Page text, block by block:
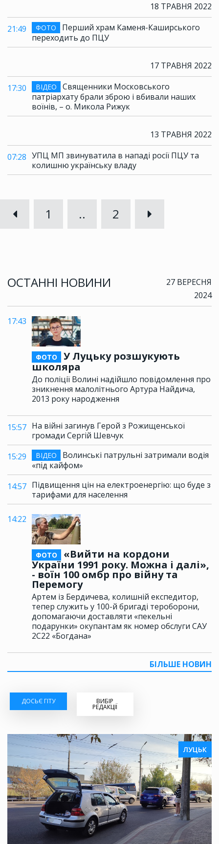
ОСТАННІ НОВИНИ
27 ВЕРЕСНЯ
2024
17:43
ФОТО
У Луцьку розшукують
школяра
До поліції Волині надійшло повідомлення про
зникнення малолітнього Артура Найдича,
2013 року народження
15:57 На війні загинув Герой з Рожищенської
громади Сергій Шевчук
15:29
ВІДЕО
Волинські патрульні затримали водія
«під кайфом»
14:57 Підвищення цін на електроенергію: що буде з
тарифами для населення
14:22
ФОТО
«Вийти на кордони
України 1991 року. Можна і далі»,
- воїн 100 омбр про війну та
Перемогу
Артем із Бердичева, колишній експедитор,
тепер служить у 100-й бригаді тероборони,
допомагаючи доставляти «пекельні
подарунки» окупантам як номер обслуги САУ
2С22 «Богдана»
БІЛЬШЕ НОВИН
ДОСЬЄ ГІТУ ВИБІР
РЕДАКЦІЇ
ЛУЦЬК
18 ТРАВНЯ 2022
21:49 ФОТО
Перший храм Каменя-Каширського
переходить до ПЦУ
17 ТРАВНЯ 2022
17:30 ВІДЕО
Священники Московського
патріархату брали зброю і вбивали наших
воїнів, – о. Микола Рижук
13 ТРАВНЯ 2022
07:28 УПЦ МП звинуватила в нападі росії ПЦУ та
колишню українську владу
1 .. 2